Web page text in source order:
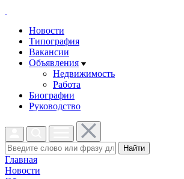
Новости
Типография
Вакансии
Объявления
Недвижимость
Работа
Биографии
Руководство
Найти
Главная
Новости